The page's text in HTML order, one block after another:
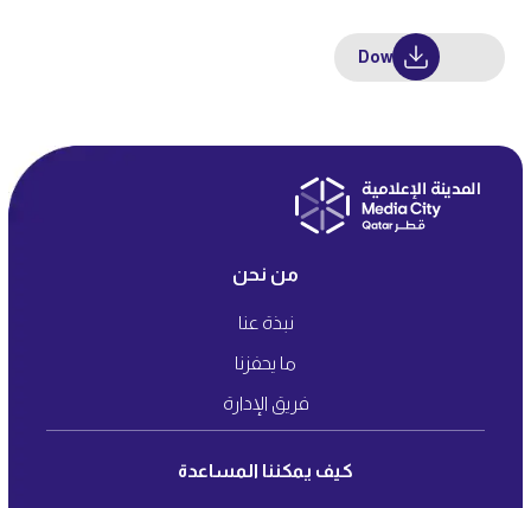
Download
من نحن
نبذة عنا
ما يحفزنا
فريق الإدارة
كيف يمكننا المساعدة